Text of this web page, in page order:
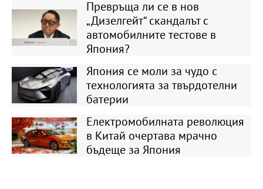
Превръща ли се в нов
„Дизелгейт“ скандалът с
автомобилните тестове в
Япония?
Япония се моли за чудо с
технологията за твърдотелни
батерии
Електромобилната революция
в Китай очертава мрачно
бъдеще за Япония